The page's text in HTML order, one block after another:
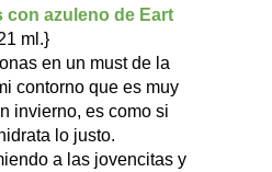
azuleno de Eart
ml.}
en un must de la
contorno que es muy
invierno, es como si
lo justo.
a las jovencitas y